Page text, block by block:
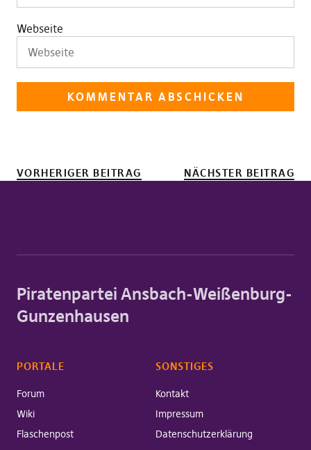
Webseite
VORHERIGER BEITRAG NÄCHSTER BEITRAG
Piratenpartei Ansbach-Weißenburg-
Gunzenhausen
PORTALE
Forum
Wiki
Flaschenpost
SONSTIGES
Kontakt
Impressum
Datenschutzerklärung